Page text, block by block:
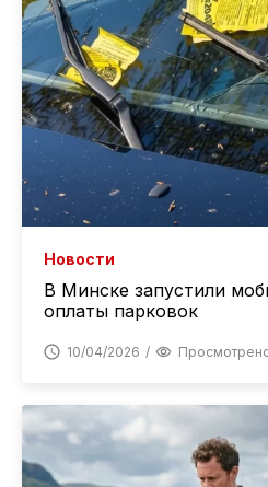
Новости
В Минске запустили
оплаты парковок
10/04/2026